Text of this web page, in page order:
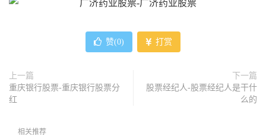
赞(0) 打赏
上一篇
重庆银行股票-重庆银行股票分
红
下一篇
股票经纪人-股票经纪人是干什
么的
相关推荐